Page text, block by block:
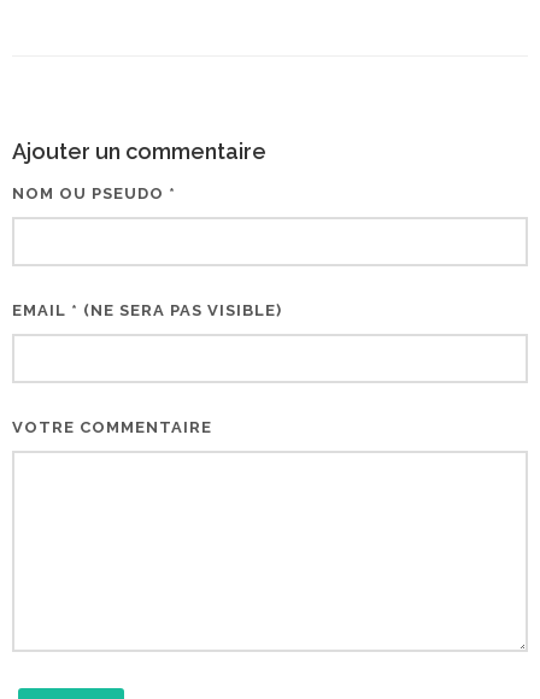
Ajouter un commentaire
NOM OU PSEUDO *
EMAIL * (NE SERA PAS VISIBLE)
VOTRE COMMENTAIRE